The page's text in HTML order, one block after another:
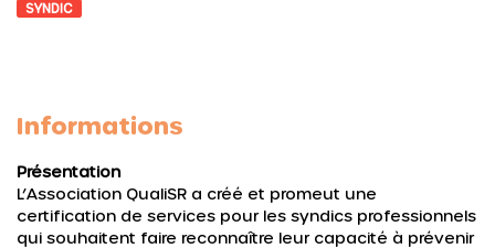
SYNDIC
Informations
Présentation
L’Association QualiSR a créé et promeut une
certification de services pour les syndics professionnels
qui souhaitent faire reconnaître leur capacité à prévenir